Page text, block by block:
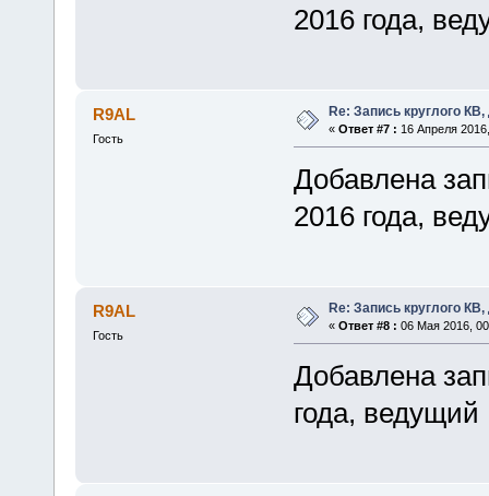
2016 года,
R9AL
Гость
Re: Запись круглого
« Ответ #7 : 16 Апреля
Добавлена
2016 года,
R9AL
Гость
Re: Запись круглого
« Ответ #8 : 06 Мая 2016,
Добавлена
года, ведущий